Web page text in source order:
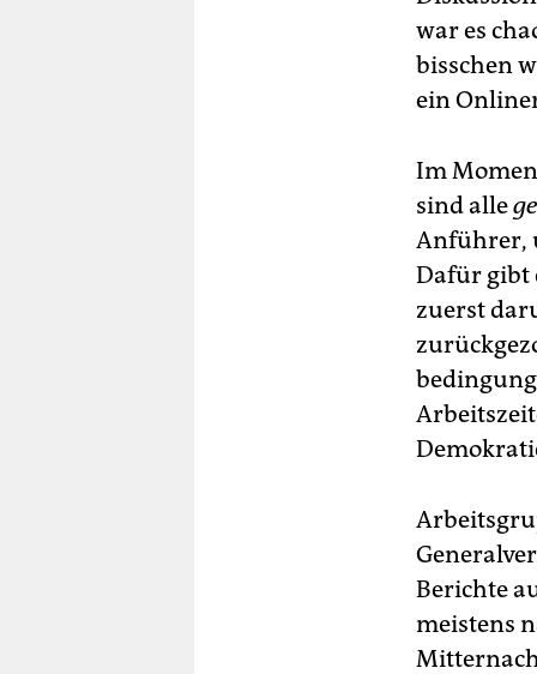
war es
bisschen
ein
Im
sind alle
Anführer,
Dafür gibt
zuerst
Berichte
meistens